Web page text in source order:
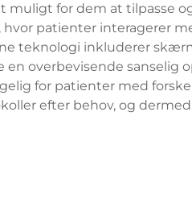
for dem at tilpasse
patienter interagerer
teknologi inkluderer
overbevisende sanselig
for patienter med
efter behov, og